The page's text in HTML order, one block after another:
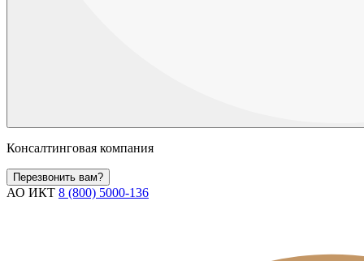
Консалтинговая компания
Перезвонить вам?
АО ИКТ 8 (800) 5000-136